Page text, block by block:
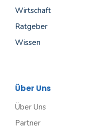
Wirtschaft
Ratgeber
Wissen
Über Uns
Über Uns
Partner